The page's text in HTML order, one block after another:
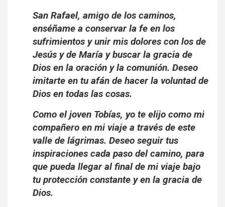
San Rafael, amigo de los caminos,
enséñame a conservar la fe en los
sufrimientos y unir mis dolores con los de
Jesús y de María y buscar la gracia de
Dios en la oración y la comunión. Deseo
imitarte en tu afán de hacer la voluntad de
Dios en todas las cosas.
Como el joven Tobías, yo te elijo como mi
compañero en mi viaje a través de este
valle de lágrimas. Deseo seguir tus
inspiraciones cada paso del camino, para
que pueda llegar al final de mi viaje bajo
tu protección constante y en la gracia de
Dios.